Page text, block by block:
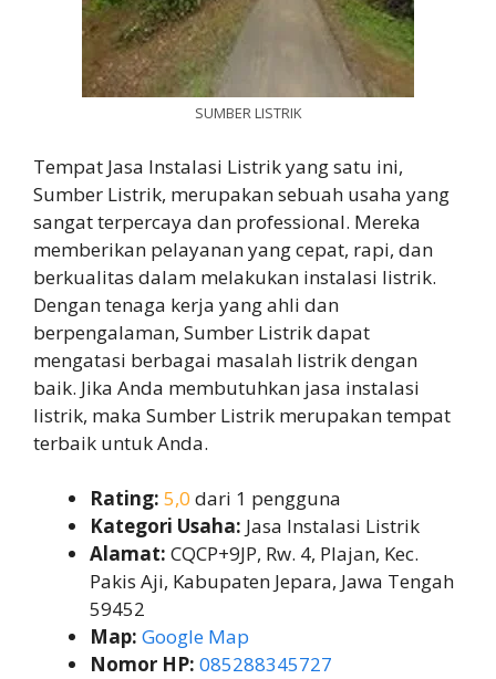
SUMBER LISTRIK
Tempat Jasa Instalasi Listrik yang satu ini,
Sumber Listrik, merupakan sebuah usaha yang
sangat terpercaya dan professional. Mereka
memberikan pelayanan yang cepat, rapi, dan
berkualitas dalam melakukan instalasi listrik.
Dengan tenaga kerja yang ahli dan
berpengalaman, Sumber Listrik dapat
mengatasi berbagai masalah listrik dengan
baik. Jika Anda membutuhkan jasa instalasi
listrik, maka Sumber Listrik merupakan tempat
terbaik untuk Anda.
Rating: 5,0 dari 1 pengguna
Kategori Usaha: Jasa Instalasi Listrik
Alamat: CQCP+9JP, Rw. 4, Plajan, Kec.
Pakis Aji, Kabupaten Jepara, Jawa Tengah
59452
Map: Google Map
Nomor HP: 085288345727